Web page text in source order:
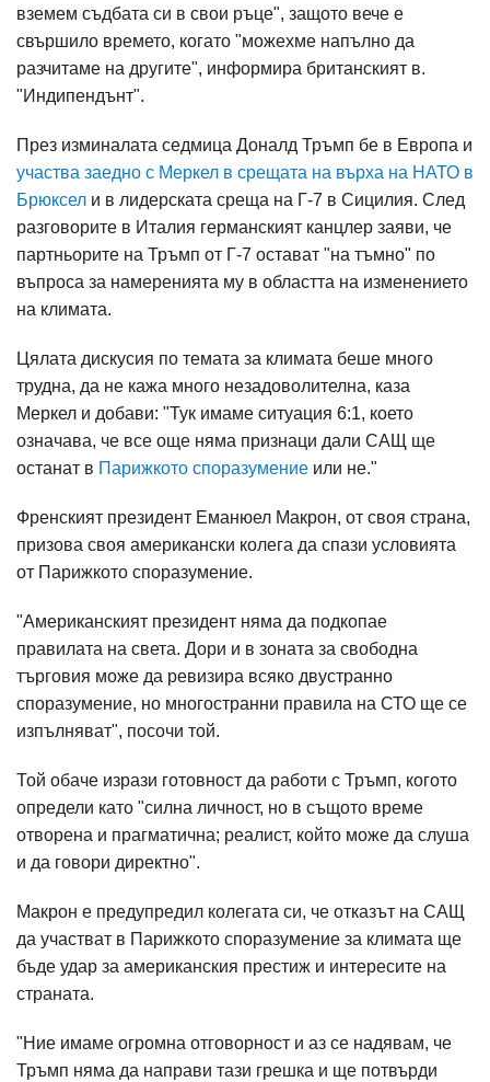
вземем съдбата си в свои ръце", защото вече е
свършило времето, когато "можехме напълно да
разчитаме на другите", информира британският в.
"Индипендънт".
През изминалата седмица Доналд Тръмп бе в Европа и
участва заедно с Меркел в срещата на върха на НАТО в
Брюксел и в лидерската среща на Г-7 в Сицилия. След
разговорите в Италия германският канцлер заяви, че
партньорите на Тръмп от Г-7 остават "на тъмно" по
въпроса за намеренията му в областта на изменението
на климата.
Цялата дискусия по темата за климата беше много
трудна, да не кажа много незадоволителна, каза
Меркел и добави: "Тук имаме ситуация 6:1, което
означава, че все още няма признаци дали САЩ ще
останат в Парижкото споразумение или не."
Френският президент Еманюел Макрон, от своя страна,
призова своя американски колега да спази условията
от Парижкото споразумение.
"Американският президент няма да подкопае
правилата на света. Дори и в зоната за свободна
търговия може да ревизира всяко двустранно
споразумение, но многостранни правила на СТО ще се
изпълняват", посочи той.
Той обаче изрази готовност да работи с Тръмп, когото
определи като "силна личност, но в същото време
отворена и прагматична; реалист, който може да слуша
и да говори директно".
Макрон е предупредил колегата си, че отказът на САЩ
да участват в Парижкото споразумение за климата ще
бъде удар за американския престиж и интересите на
страната.
"Ние имаме огромна отговорност и аз се надявам, че
Тръмп няма да направи тази грешка и ще потвърди